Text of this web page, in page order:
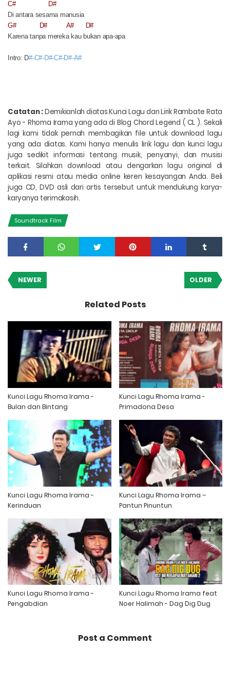
C#
D#
Di antara sesama manusia
G#
D# A#
D#
Karena tanpa mereka kau bukan apa-apa
Intro: D#-C#-D#-C#-D#-A#
Catatan :Demikianlah diatasKunci Lagu dan Lirik Rambate Rata
Ayo - Rhoma Iramayang ada di Blog Chord Legend ( CL ). Sekali
lagi kami tidak pernah membagikan file untuk download lagu
yang ada diatas. Kami hanya menulis lirik lagu dan kunci lagu
juga sedikit informasi tentang musik, penyanyi, dan musisi
terkait. Silahkan download atau dengarkan lagu original di
aplikasi resmi atau media online keren kesayangan Anda. Beli
juga CD, DVD asli dari artis tersebut untuk mendukung karya-
karyanya terimakasih.
Soundtrack Film
NEWER OLDER
Related Posts
Kunci Lagu Rhoma Irama -
Bulan dan Bintang
Kunci Lagu Rhoma Irama -
Primadona Desa
Kunci Lagu Rhoma Irama -
Kerinduan
Kunci Lagu Rhoma Irama –
Pantun Pinuntun
Kunci Lagu Rhoma Irama -
Pengabdian
Kunci Lagu Rhoma Irama feat
Noer Halimah - Dag Dig Dug
Post a Comment